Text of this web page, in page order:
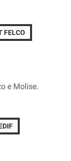
FELCO
e Molise.